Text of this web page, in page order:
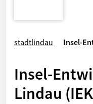
stadtlindau Insel-
Insel-
Lindau